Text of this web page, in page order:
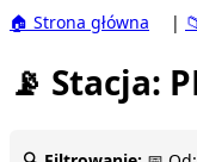
🏠 Strona główna |
📡 Stacja: